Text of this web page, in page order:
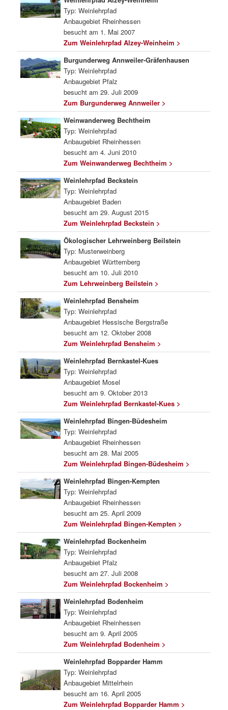
Typ: Weinlehrpfad
Anbaugebiet Rheinhessen
besucht am 1. Mai 2007
Zum Weinlehrpfad Alzey-Weinheim >
Burgunderweg Annweiler-Gräfenhausen
Typ: Weinlehrpfad
Anbaugebiet Pfalz
besucht am 29. Juli 2009
Zum Burgunderweg Annweiler >
Weinwanderweg Bechtheim
Typ: Weinlehrpfad
Anbaugebiet Rheinhessen
besucht am 4. Juni 2010
Zum Weinwanderweg Bechtheim >
Weinlehrpfad Beckstein
Typ: Weinlehrpfad
Anbaugebiet Baden
besucht am 29. August 2015
Zum Weinlehrpfad Beckstein >
Ökologischer Lehrweinberg Beilstein
Typ: Musterweinberg
Anbaugebiet Württemberg
besucht am 10. Juli 2010
Zum Lehrweinberg Beilstein >
Weinlehrpfad Bensheim
Typ: Weinlehrpfad
Anbaugebiet Hessische Bergstraße
besucht am 12. Oktober 2008
Zum Weinlehrpfad Bensheim >
Weinlehrpfad Bernkastel-Kues
Typ: Weinlehrpfad
Anbaugebiet Mosel
besucht am 9. Oktober 2013
Zum Weinlehrpfad Bernkastel-Kues >
Weinlehrpfad Bingen-Büdesheim
Typ: Weinlehrpfad
Anbaugebiet Rheinhessen
besucht am 28. Mai 2005
Zum Weinlehrpfad Bingen-Büdesheim >
Weinlehrpfad Bingen-Kempten
Typ: Weinlehrpfad
Anbaugebiet Rheinhessen
besucht am 25. April 2009
Zum Weinlehrpfad Bingen-Kempten >
Weinlehrpfad Bockenheim
Typ: Weinlehrpfad
Anbaugebiet Pfalz
besucht am 27. Juli 2008
Zum Weinlehrpfad Bockenheim >
Weinlehrpfad Bodenheim
Typ: Weinlehrpfad
Anbaugebiet Rheinhessen
besucht am 9. April 2005
Zum Weinlehrpfad Bodenheim >
Weinlehrpfad Bopparder Hamm
Typ: Weinlehrpfad
Anbaugebiet Mittelrhein
besucht am 16. April 2005
Zum Weinlehrpfad Bopparder Hamm >